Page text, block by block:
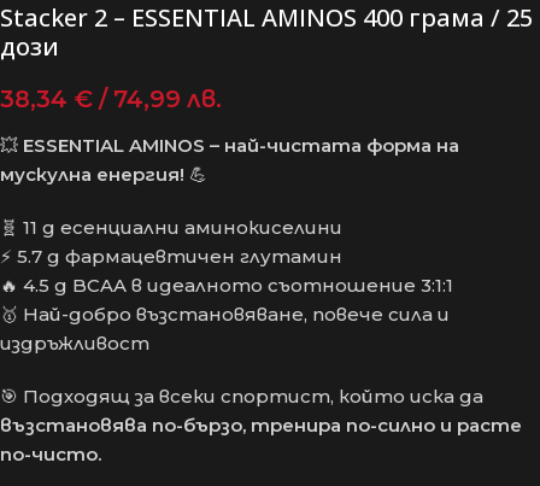
Stacker 2 – ESSENTIAL AMINOS 400 грама / 25
дози
38,34 € / 74,99 лв.
💥 ESSENTIAL AMINOS – най-чистата форма на
мускулна енергия! 💪
🧬 11 g есенциални аминокиселини
⚡ 5.7 g фармацевтичен глутамин
🔥 4.5 g BCAA в идеалното съотношение 3:1:1
🥇 Най-добро възстановяване, повече сила и
издръжливост
🎯 Подходящ за всеки спортист, който иска да
възстановява по-бързо, тренира по-силно и расте
по-чисто.